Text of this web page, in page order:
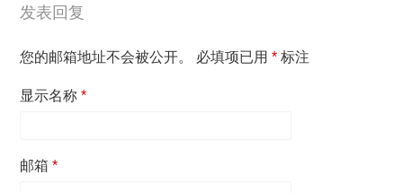
发表回复
您的邮箱地址不会被公开。 必填项已用* 标注
显示名称*
邮箱*